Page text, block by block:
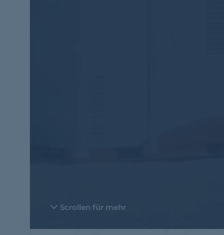
Scrollen für mehr